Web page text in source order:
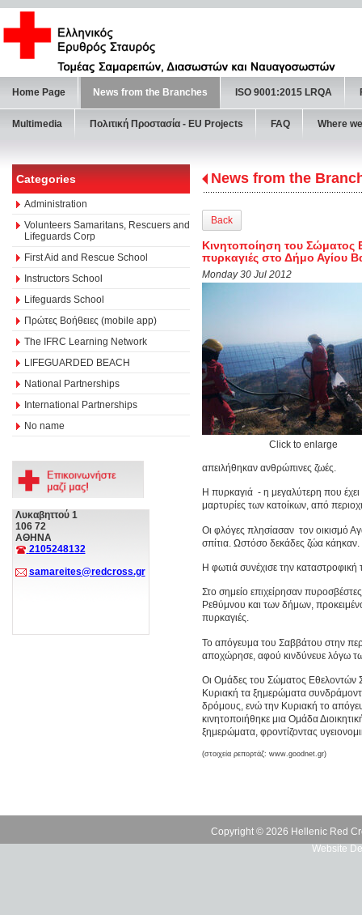
Home Page News from the Branches ISO 9001:2015 LRQA
Multimedia Πολιτική Προστασία - ΕU Projects FAQ Where
Categories
Administration
Volunteers Samaritans, Rescuers and
Lifeguards Corp
First Aid and Rescue School
Instructors School
Lifeguards School
Πρώτες Βοήθειες (mobile app)
The IFRC Learning Network
LIFEGUARDED BEACH
National Partnerships
International Partnerships
No name
Λυκαβηττού 1
106 72
ΑΘΗΝΑ
2105248132
samareites@redcross.gr
News from the
Back
Κινητοποίηση του Σώματος
πυρκαγιές στο Δήμο Αγίου
Monday 30 Jul 2012
Click to enlarge
απειλήθηκαν ανθρώπινες ζωές.
Η πυρκαγιά - η μεγαλύτερη που έχει
μαρτυρίες των κατοίκων, από
Οι φλόγες πλησίασαν τον οικισμό
σπίτια. Ωστόσο δεκάδες ζώα κάηκαν.
Η φωτιά συνέχισε την καταστροφική
Στο σημείο επιχείρησαν
Ρεθύμνου και των δήμων,
πυρκαγιές.
Το απόγευμα του Σαββάτου στην
αποχώρησε, αφού κινδύνευε λόγω
Οι Ομάδες του Σώματος Εθελοντών
Κυριακή τα ξημερώματα
δρόμους, ενώ την Κυριακή το
κινητοποιήθηκε μια Ομάδα
ξημερώματα, φροντίζοντας
(στοιχεία ρεπορτάζ: www.goodnet.gr)
Copyright © 2026 Hellenic Red
Website